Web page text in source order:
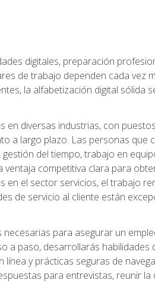
digitales, preparación
de trabajo dependen cada vez
la alfabetización digital sólida
en diversas industrias, con
a largo plazo. Las personas que
del tiempo, trabajo en
competitiva clara para
en el sector servicios, el trabajo
de servicio al cliente están
para asegurar un
a paso, desarrollarás habilidades
y prácticas seguras de
para entrevistas, reunir la